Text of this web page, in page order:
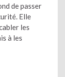
de passer
Elle
les
à les